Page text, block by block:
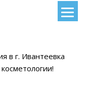
в г. Ивантеевка
!